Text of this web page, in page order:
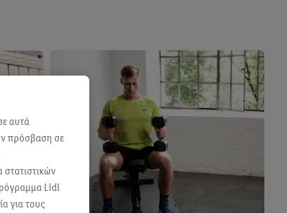
αυτά
πρόσβαση σε
Lidl
για τους